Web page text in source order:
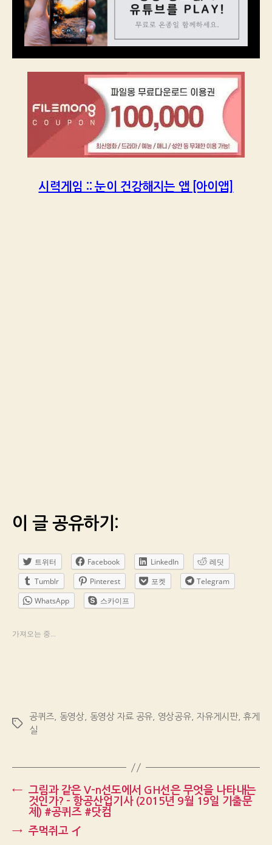
시력게임 :: 눈이 건강해지는 앱 [아이앱]
이 글 공유하기:
트위터 Facebook LinkedIn
레딧
Tumblr
Pinterest 포켓
Telegram
WhatsApp
스카이프
가져오는 중...
Tags
공퀴즈 동영상 동영상 자료 공유 영상공유, 자유게시판, 휴게
실
← 그림과 같은 V-n선도에서 GH선은 무엇을 나타내는
것인가? – 항공산업기사 (2015년 9월 19일 기출문
제) #공퀴즈 #닷컴
→ 주먹쥐고 イ